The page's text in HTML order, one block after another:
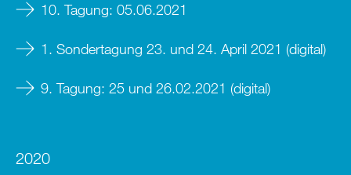
10. Tagung: 05.06.2021
1. Sondertagung 23. und 24. April 2021 (digital)
9. Tagung: 25 und 26.02.2021 (digital)
2020